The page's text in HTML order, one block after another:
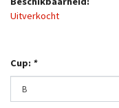
Uitverkocht
Cup: *